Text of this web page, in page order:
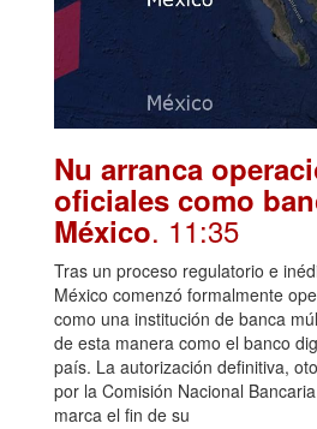
Nu arranca
oficiales como
México. 11:35
Tras un proceso regulatorio e
México comenzó formalmente
como una institución de banca
de esta manera como el banco
país. La autorización definitiva,
por la Comisión Nacional
marca el fin de su